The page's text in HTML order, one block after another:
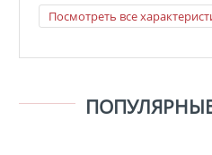
Посмотреть все